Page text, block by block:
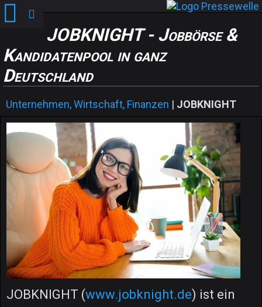
JOBKNIGHT - Jobbörse &
Kandidatenpool in ganz
Deutschland
Unternehmen, Wirtschaft, Finanzen | JOBKNIGHT
JOBKNIGHT (www.jobknight.de) ist ein